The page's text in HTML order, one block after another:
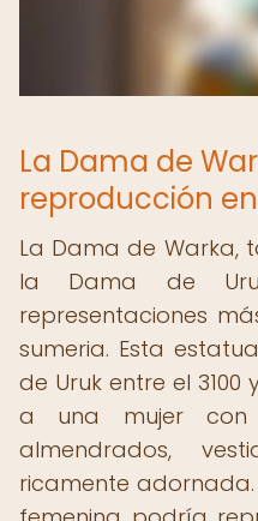
La Dama de
reproducción en
La Dama de Warka,
la Dama de
representaciones
sumeria. Esta
de Uruk entre el 3100
a una mujer
almendrados,
ricamente